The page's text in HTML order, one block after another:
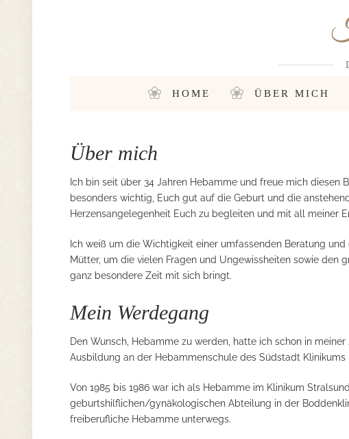
HOME ÜBER MICH
Über mich
Ich bin seit über 34 Jahren Hebamme und freue mich diesen
besonders wichtig, Euch gut auf die Geburt und die
Herzensangelegenheit Euch zu begleiten und mit all meiner
Ich weiß um die Wichtigkeit einer umfassenden Beratung
Mütter, um die vielen Fragen und Ungewissheiten sowie den
ganz besondere Zeit mit sich bringt.
Mein Werdegang
Den Wunsch, Hebamme zu werden, hatte ich schon in
Ausbildung an der Hebammenschule des Südstadt Klinikums
Von 1985 bis 1986 war ich als Hebamme im Klinikum
geburtshilflichen/gynäkologischen Abteilung in der
freiberufliche Hebamme unterwegs.